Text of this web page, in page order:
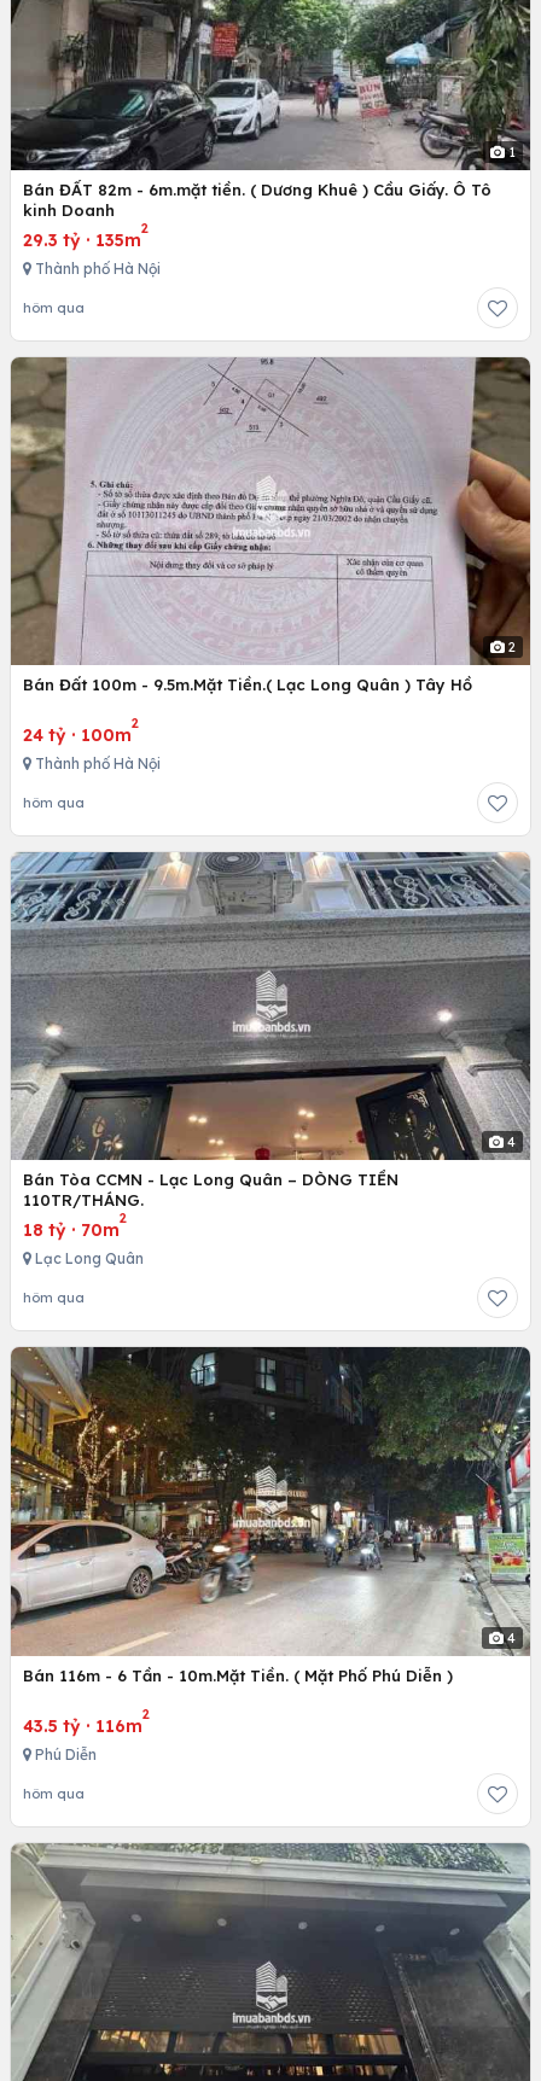
1
Bán ĐẤT 82m - 6m.mặt tiền. ( Dương Khuê ) Cầu Giấy. Ô Tô
kinh Doanh
29.3 tỷ · 135m
2
Thành phố Hà Nội
hôm qua
2
Bán Đất 100m - 9.5m.Mặt Tiền.( Lạc Long Quân ) Tây Hồ
24 tỷ · 100m
2
Thành phố Hà Nội
hôm qua
4
Bán Tòa CCMN - Lạc Long Quân – DÒNG TIỀN
110TR/THÁNG.
18 tỷ · 70m
2
Lạc Long Quân
hôm qua
4
Bán 116m - 6 Tần - 10m.Mặt Tiền. ( Mặt Phố Phú Diễn )
43.5 tỷ · 116m
2
Phú Diễn
hôm qua